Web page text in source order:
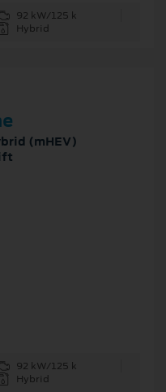
92 kW/125 k
Hybrid
(mHEV)
92 kW/125 k
Hybrid